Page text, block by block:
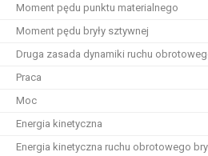
Moment pędu punktu materialnego
Moment pędu bryły sztywnej
Druga zasada dynamiki ruchu
Praca
Moc
Energia kinetyczna
Energia kinetyczna ruchu obrotowego